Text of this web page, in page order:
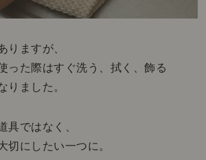
りますが、
った際はすぐ洗う、拭く、飾る
りました。
具ではなく、
切にしたい一つに。